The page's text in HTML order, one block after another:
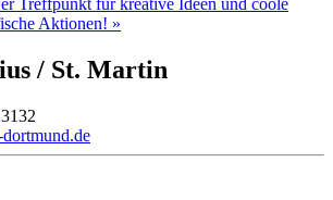
Treffpunkt für kreative Ideen und coole
Aktionen! »
/ St. Martin